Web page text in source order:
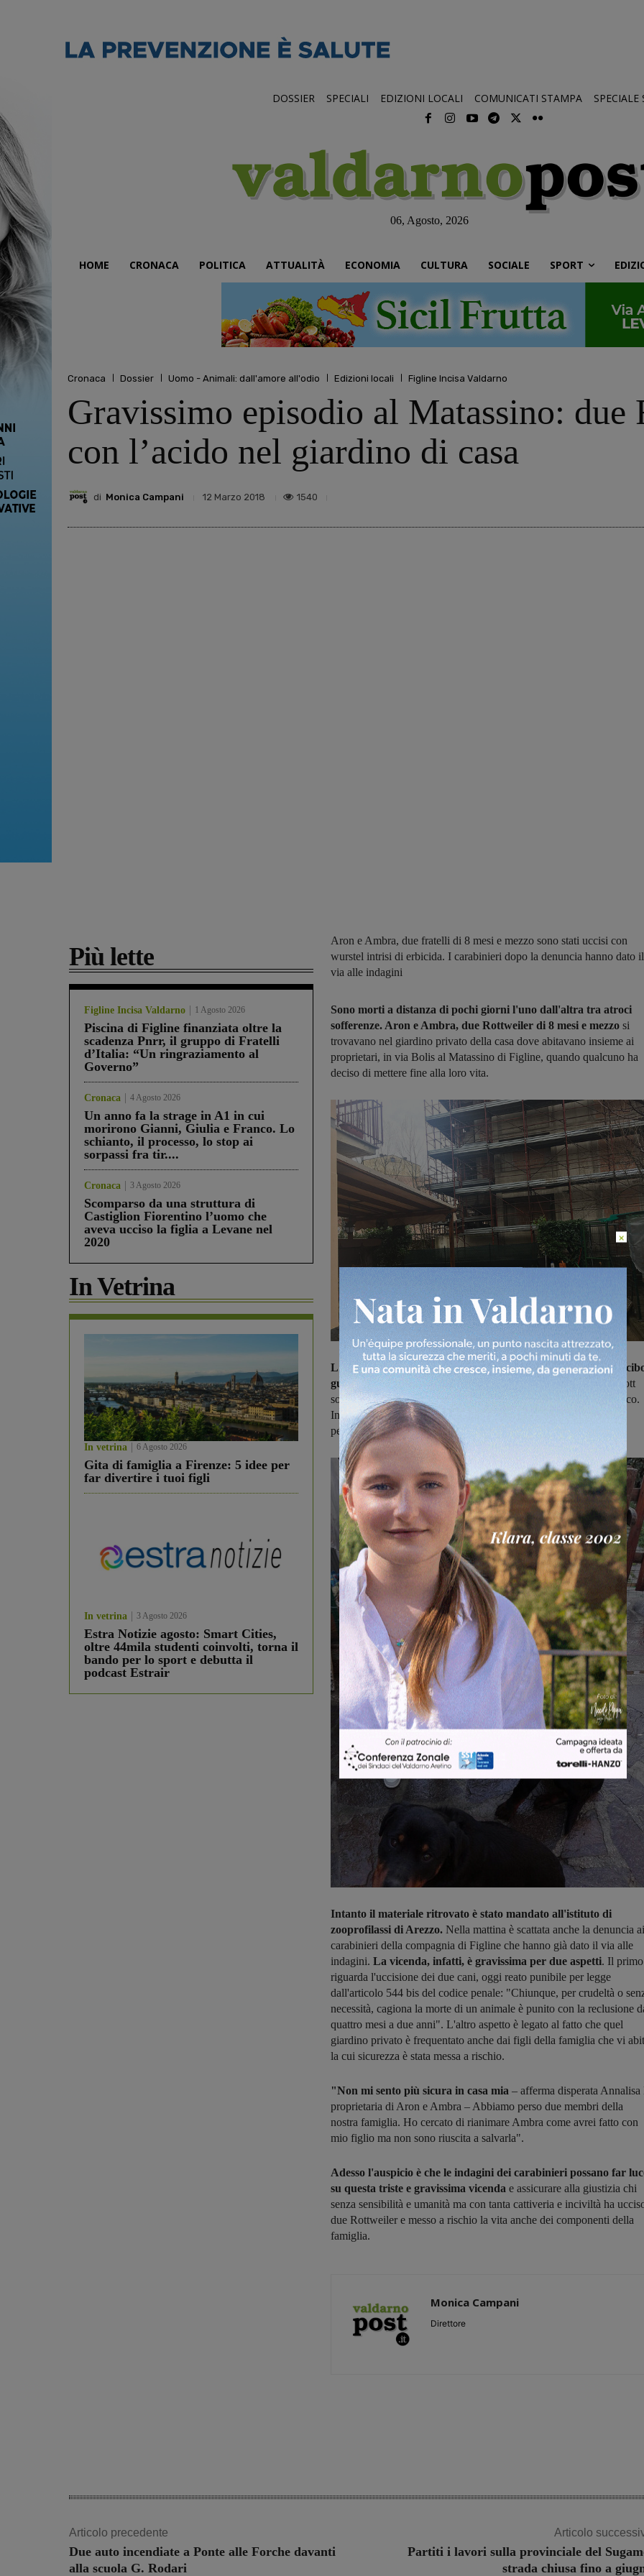
DOSSIER SPECIALI EDIZIONI LOCALI COMUNICATI STAMPA SPECIALE
06, Agosto, 2026
HOME CRONACA POLITICA ATTUALITÀ ECONOMIA CULTURA SOCIALE SPORT
Cronaca Dossier Uomo - Animali: dall'amore all'odio Edizioni locali Figline Incisa Valdarno
Gravissimo episodio al Matassino:
con l’acido nel giardino di casa
di Monica Campani 12 Marzo 2018 1540
Più lette
Figline Incisa Valdarno 1 Agosto 2026
Piscina di Figline finanziata oltre la
scadenza Pnrr, il gruppo di Fratelli
d’Italia: “Un ringraziamento al
Governo”
Cronaca 4 Agosto 2026
Un anno fa la strage in A1 in cui
morirono Gianni, Giulia e Franco. Lo
schianto, il processo, lo stop ai
sorpassi fra tir....
Cronaca 3 Agosto 2026
Scomparso da una struttura di
Castiglion Fiorentino l’uomo che
aveva ucciso la figlia a Levane nel
2020
In Vetrina
In vetrina 6 Agosto 2026
Gita di famiglia a Firenze: 5 idee per
far divertire i tuoi figli
In vetrina 3 Agosto 2026
Estra Notizie agosto: Smart Cities,
oltre 44mila studenti coinvolti, torna il
bando per lo sport e debutta il
podcast Estrair
Aron e Ambra, due fratelli di 8 mesi e mezzo sono stati uccisi con
wurstel intrisi di erbicida. I carabinieri dopo la denuncia hanno dato il
via alle indagini
Sono morti a distanza di pochi giorni l'uno dall'altra tra atroci
sofferenze. Aron e Ambra, due Rottweiler di 8 mesi e mezzo si
trovavano nel giardino privato della casa dove abitavano insieme ai
proprietari, in via Bolis al Matassino di Figline, quando qualcuno ha
deciso di mettere fine alla loro vita.
L'acido, un erbicida, era subdolamente nascosto nei wurstel,
gustoso e tanto amato dai cani.
Una cattiveria inaudita. I due Rott
sono morti tra atroci sofferenze: l'acido infatti ha corroso lo stomaco.
Inutili i tentativi del veterinario, il dottore Mauro Della Gatta,
per salvarli. Aron e Ambra non ce l'hanno fatta.
Intanto il materiale ritrovato è stato mandato all'istituto di
zooprofilassi di Arezzo. Nella mattina è scattata anche la denuncia ai
carabinieri della compagnia di Figline che hanno già dato il via alle
indagini. La vicenda, infatti, è gravissima per due aspetti. Il primo
riguarda l'uccisione dei due cani, oggi reato punibile per legge
dall'articolo 544 bis del codice penale: "Chiunque, per crudeltà o
necessità, cagiona la morte di un animale è punito con la reclusione
quattro mesi a due anni". L'altro aspetto è legato al fatto che quel
giardino privato è frequentato anche dai figli della famiglia che vi
la cui sicurezza è stata messa a rischio.
"Non mi sento più sicura in casa mia – afferma disperata Annalisa
proprietaria di Aron e Ambra – Abbiamo perso due membri della
nostra famiglia. Ho cercato di rianimare Ambra come avrei fatto con
mio figlio ma non sono riuscita a salvarla".
Adesso l'auspicio è che le indagini dei carabinieri possano far
su questa triste e gravissima vicenda e assicurare alla giustizia chi
senza sensibilità e umanità ma con tanta cattiveria e inciviltà ha
due Rottweiler e messo a rischio la vita anche dei componenti della
famiglia.
Monica Campani
Direttore
Articolo precedente
Due auto incendiate a Ponte alle Forche davanti
alla scuola G. Rodari
Articolo
Partiti i lavori sulla provinciale del
strada chiusa fino a
×